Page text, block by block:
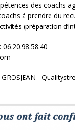
des coachs
à prendre du
(préparation